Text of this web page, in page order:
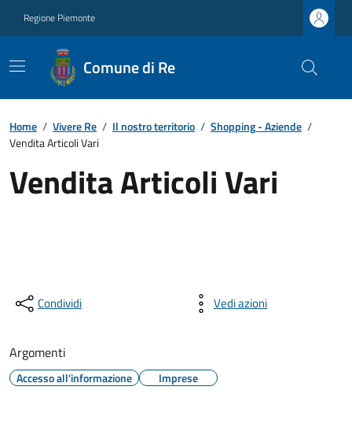
Regione Piemonte
Comune di Re
Home / Vivere Re / Il nostro territorio / Shopping - Aziende /
Vendita Articoli Vari
Vendita Articoli Vari
Condividi Vedi azioni
Argomenti
Accesso all'informazione Imprese